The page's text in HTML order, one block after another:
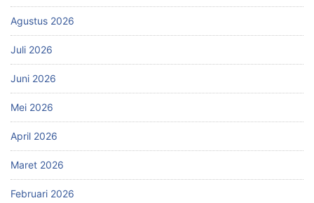
Agustus 2026
Juli 2026
Juni 2026
Mei 2026
April 2026
Maret 2026
Februari 2026